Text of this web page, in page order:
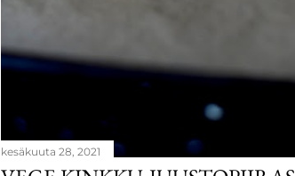
kesäkuuta 28, 2021